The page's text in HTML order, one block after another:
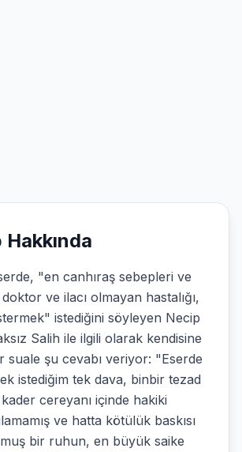
"en canhıraş sebepleri ve
ve ilacı olmayan hastalığı,
istediğini söyleyen Necip
Salih ile ilgili olarak kendisine
suale şu cevabı veriyor: "Eserde
istediğim tek dava, binbir tezad
cereyanı içinde hakiki
ve hatta kötülük baskısı
bir ruhun, en büyük saike